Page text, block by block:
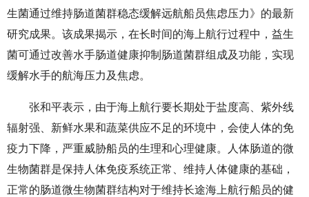
生菌通过维持肠道菌群稳态缓解远航船员焦虑压力》的最新
研究成果。该成果揭示，在长时间的海上航行过程中，益生
菌可通过改善水手肠道健康抑制肠道菌群组成及功能，实现
缓解水手的航海压力及焦虑。
张和平表示，由于海上航行要长期处于盐度高、紫外线
辐射强、新鲜水果和蔬菜供应不足的环境中，会使人体的免
疫力下降，严重威胁船员的生理和心理健康。人体肠道的微
生物菌群是保持人体免疫系统正常、维持人体健康的基础，
正常的肠道微生物菌群结构对于维持长途海上航行船员的健